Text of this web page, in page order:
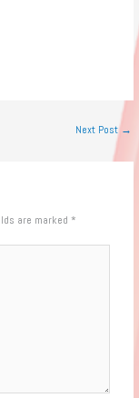
Next Post→
are marked *